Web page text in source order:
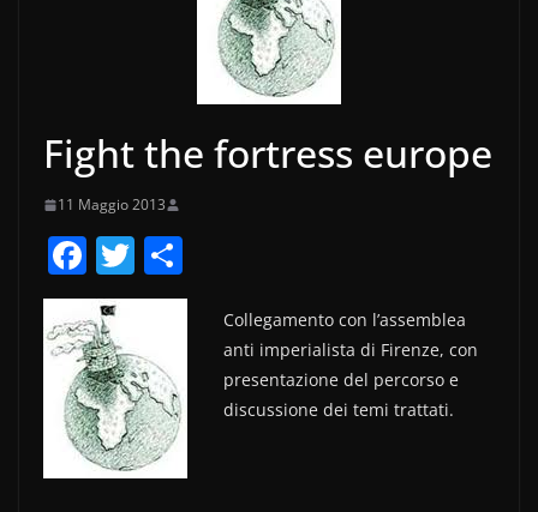
Fight the fortress europe
11 Maggio 2013
F
a
c
e
b
o
o
T
w
er
o
Collegamento con l’assemblea
anti imperialista di Firenze, con
presentazione del percorso e
discussione dei temi trattati.